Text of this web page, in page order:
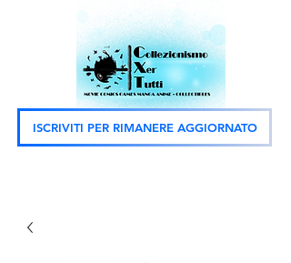
ISCRIVITI PER RIMANERE AGGIORNATO